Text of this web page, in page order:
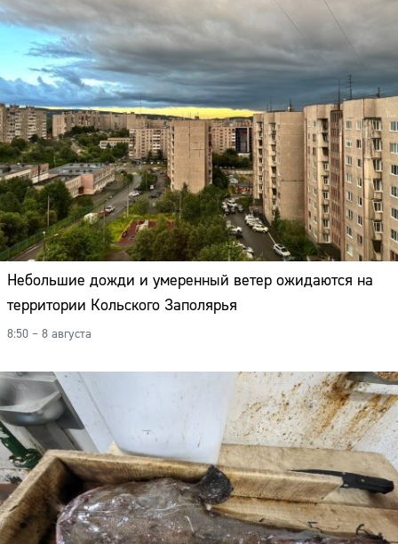
Небольшие дожди и умеренный ветер ожидаются на
территории Кольского Заполярья
8:50 – 8 августа